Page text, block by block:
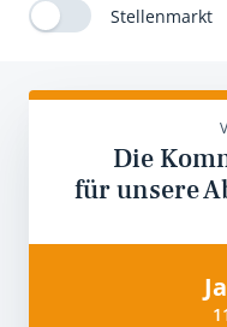
Stellenmarkt
Die
für unsere